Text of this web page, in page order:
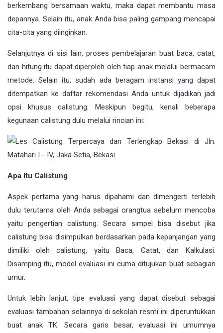
berkembang bersamaan waktu, maka dapat membantu masa
depannya. Selain itu, anak Anda bisa paling gampang mencapai
cita-cita yang diinginkan.
Selanjutnya di sisi lain, proses pembelajaran buat baca, catat,
dan hitung itu dapat diperoleh oleh tiap anak melalui bermacam
metode. Selain itu, sudah ada beragam instansi yang dapat
ditempatkan ke daftar rekomendasi Anda untuk dijadikan jadi
opsi khusus calistung. Meskipun begitu, kenali beberapa
kegunaan calistung dulu melalui rincian ini:
Apa Itu Calistung
Aspek pertama yang harus dipahami dan dimengerti terlebih
dulu terutama oleh Anda sebagai orangtua sebelum mencoba
yaitu pengertian calistung. Secara simpel bisa disebut jika
calistung bisa disimpulkan berdasarkan pada kepanjangan yang
dimiliki oleh calistung, yaitu Baca, Catat, dan Kalkulasi.
Disamping itu, model evaluasi ini cuma ditujukan buat sebagian
umur.
Untuk lebih lanjut, tipe evaluasi yang dapat disebut sebagai
evaluasi tambahan selainnya di sekolah resmi ini diperuntukkan
buat anak TK. Secara garis besar, evaluasi ini umumnya